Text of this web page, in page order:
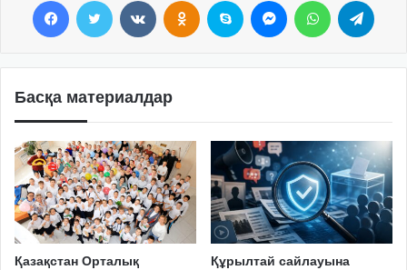
Басқа материалдар
Қазақстан Орталық
Құрылтай сайлауына